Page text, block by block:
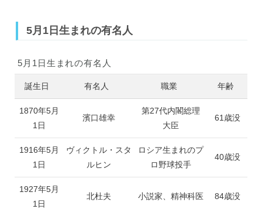
5月1日生まれの有名人
5月1日生まれの有名人
誕生日 有名人 職業 年齢
1870年5月
1日
濱口雄幸
第27代内閣総理
大臣
61歳没
1916年5月
1日
ヴィクトル・スタ
ルヒン
ロシア生まれのプ
ロ野球投手
40歳没
1927年5月
1日
北杜夫 小説家、精神科医 84歳没